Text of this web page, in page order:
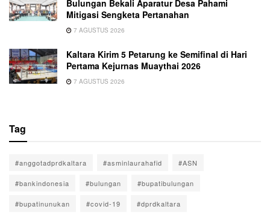
Bulungan Bekali Aparatur Desa Pahami
Mitigasi Sengketa Pertanahan
7 AGUSTUS 2026
Kaltara Kirim 5 Petarung ke Semifinal di Hari
Pertama Kejurnas Muaythai 2026
7 AGUSTUS 2026
Tag
#anggotadprdkaltara #asminlaurahafid #ASN
#bankindonesia #bulungan #bupatibulungan
#bupatinunukan #covid-19 #dprdkaltara